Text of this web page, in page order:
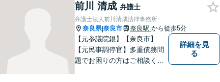
報をご提供します！少しでも
疑問をお持ちの方は、まずご
相談を！
前川 清成 弁護士
弁護士法人前川清成法律事務所
奈良県|奈良市 奈良駅 から徒歩5分
【元参議院銀】【奈良市】
【元民事調停官】多重債務問
題でお困りの方はご相談くだ
詳細を見
る